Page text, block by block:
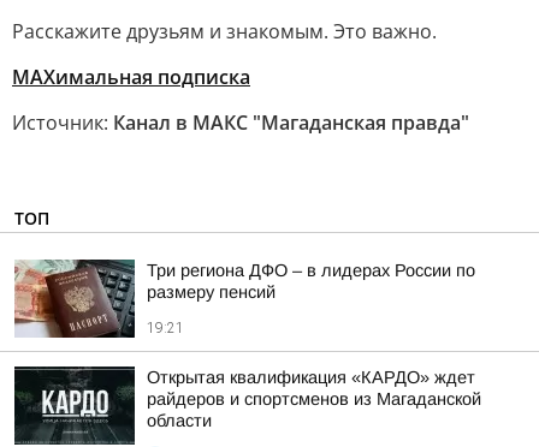
Расскажите друзьям и знакомым. Это важно.
МАХимальная подписка
Источник: Канал в МАКС "Магаданская правда"
ТОП
Три региона ДФО – в лидерах России по
размеру пенсий
19:21
Открытая квалификация «КАРДО» ждет
райдеров и спортсменов из Магаданской
области